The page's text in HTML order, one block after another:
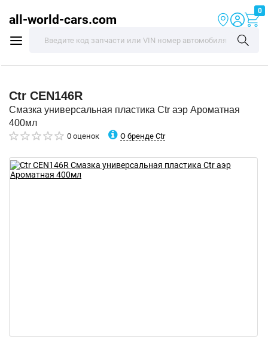
all-world-cars.com
0
Ctr CEN146R
Смазка универсальная пластика Ctr аэр Ароматная
400мл
0 оценок О бренде Ctr